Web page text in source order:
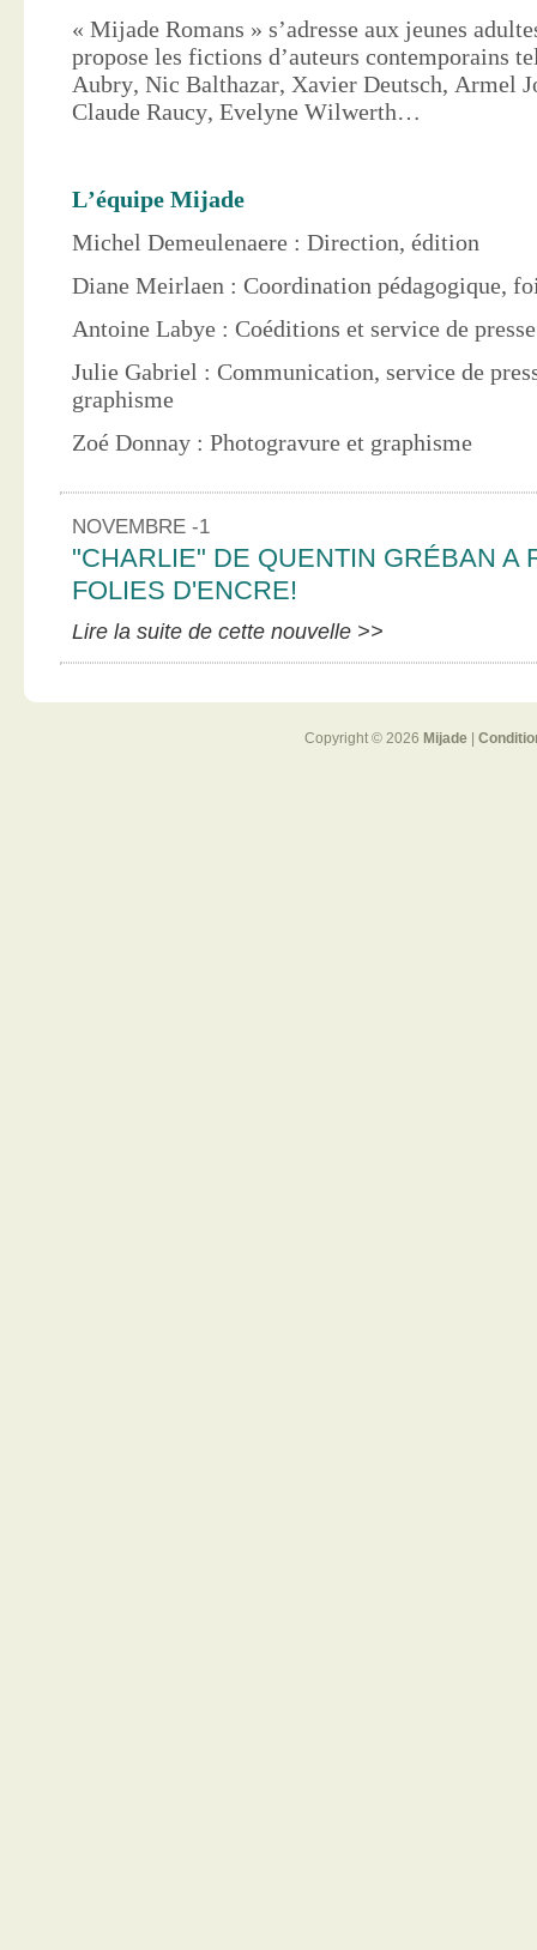
« Mijade Romans » s’adresse aux jeunes
propose les fictions d’auteurs contemporains
Aubry, Nic Balthazar, Xavier Deutsch, Armel
Claude Raucy, Evelyne Wilwerth…
L’équipe Mijade
Michel Demeulenaere : Direction, édition
Diane Meirlaen : Coordination pédagogique,
Antoine Labye : Coéditions et service de
Julie Gabriel : Communication, service de
graphisme
Zoé Donnay : Photogravure et graphisme
NOVEMBRE -1
"CHARLIE" DE QUENTIN GRÉBAN A
FOLIES D'ENCRE!
Lire la suite de cette nouvelle >>
Copyright © 2026 Mijade|